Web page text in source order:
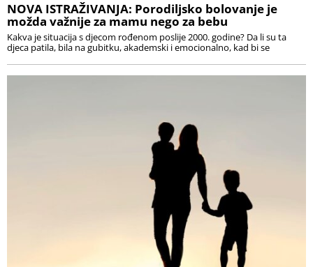
NOVA ISTRAŽIVANJA: Porodiljsko bolovanje je
možda važnije za mamu nego za bebu
Kakva je situacija s djecom rođenom poslije 2000. godine? Da li su ta
djeca patila, bila na gubitku, akademski i emocionalno, kad bi se